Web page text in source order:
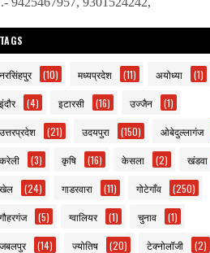
(10) मध्यप्रदेश (11) अयोध्या (1)
(4) इटारसी (16) उज्जैन (1)
(21) उदयपुरा (150) ओबेदुल्लागंज
(3) कृषि (16) केसला (2) खंडवा
(24) गाडरवारा (11) गोटेगाँव (250)
(5) ग्वालियर (1) चुनाव (1)
(14) ज्योतिष (20) टेक्नोलॉजी (2)